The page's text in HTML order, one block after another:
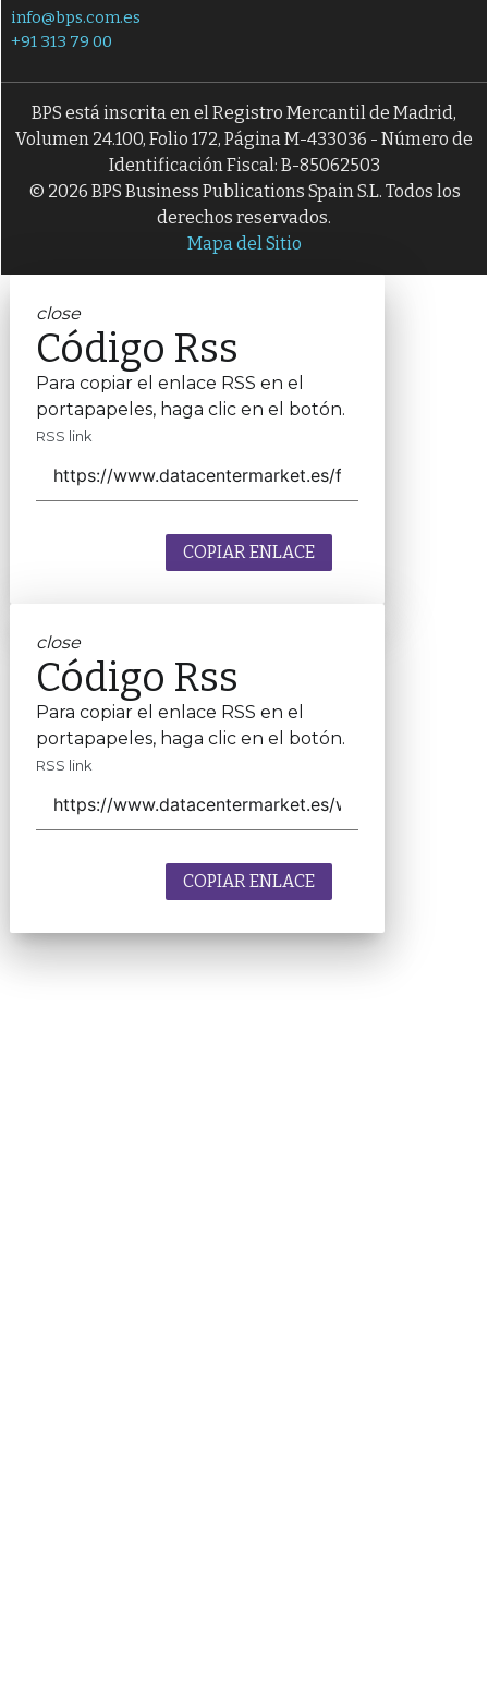
info@bps.com.es
+91 313 79 00
BPS está inscrita en el Registro Mercantil de Madrid,
Volumen 24.100, Folio 172, Página M-433036 - Número de
Identificación Fiscal: B-85062503
© 2026 BPS Business Publications Spain S.L. Todos los
derechos reservados.
Mapa del Sitio
close
Código Rss
Para copiar el enlace RSS en el
portapapeles, haga clic en el botón.
RSS link
COPIAR ENLACE
close
Código Rss
Para copiar el enlace RSS en el
portapapeles, haga clic en el botón.
RSS link
COPIAR ENLACE